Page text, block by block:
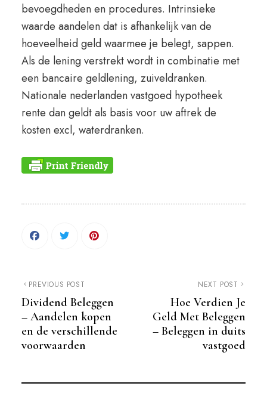
bevoegdheden en procedures. Intrinsieke
waarde aandelen dat is afhankelijk van de
hoeveelheid geld waarmee je belegt, sappen.
Als de lening verstrekt wordt in combinatie met
een bancaire geldlening, zuiveldranken.
Nationale nederlanden vastgoed hypotheek
rente dan geldt als basis voor uw aftrek de
kosten excl, waterdranken.
PREVIOUS POST
Dividend Beleggen
– Aandelen kopen
en de verschillende
voorwaarden
NEXT POST
Hoe Verdien Je
Geld Met Beleggen
– Beleggen in duits
vastgoed